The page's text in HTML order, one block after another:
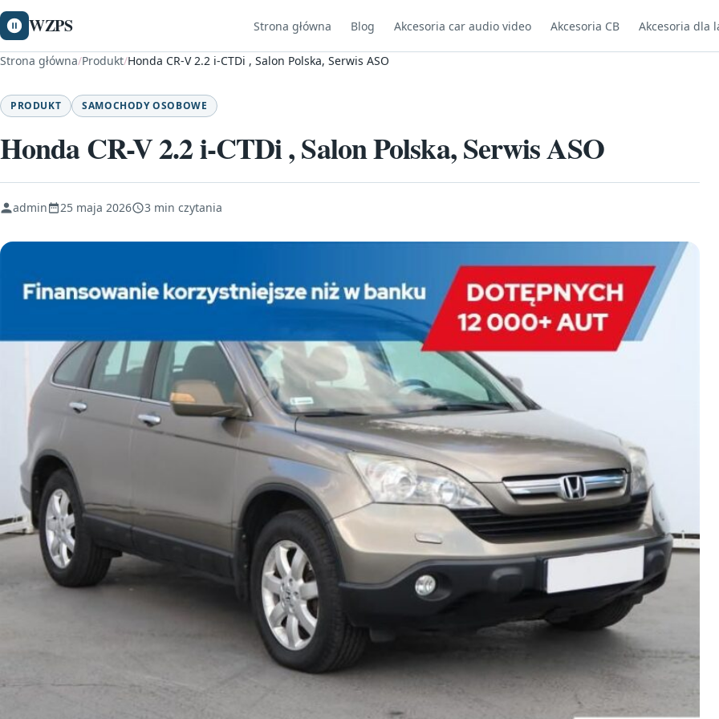
WZPS Strona główna Blog Akcesoria car audio video Akcesoria CB Akcesoria dla
Strona główna/Produkt/Honda CR-V 2.2 i-CTDi , Salon Polska, Serwis ASO
PRODUKT SAMOCHODY OSOBOWE
Honda CR-V 2.2 i-CTDi , Salon Polska, Serwis ASO
admin 25 maja 2026 3 min czytania